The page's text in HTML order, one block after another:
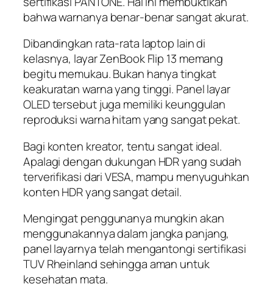
bahwa warnanya benar-benar sangat akurat.
Dibandingkan rata-rata laptop lain di
kelasnya, layar ZenBook Flip 13 memang
begitu memukau. Bukan hanya tingkat
keakuratan warna yang tinggi. Panel layar
OLED tersebut juga memiliki keunggulan
reproduksi warna hitam yang sangat pekat.
Bagi konten kreator, tentu sangat ideal.
Apalagi dengan dukungan HDR yang sudah
terverifikasi dari VESA, mampu menyuguhkan
konten HDR yang sangat detail.
Mengingat penggunanya mungkin akan
menggunakannya dalam jangka panjang,
panel layarnya telah mengantongi sertifikasi
TUV Rheinland sehingga aman untuk
kesehatan mata.